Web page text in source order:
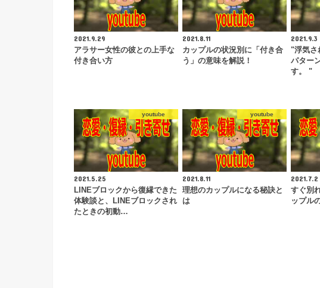
2021.9.29
アラサー女性の彼との上手な
付き合い方
2021.8.11
カップルの状況別に「付き合
う」の意味を解説！
2021.9.3
"浮気さ
パター
す。 "
youtube
2021.5.25
LINEブロックから復縁できた
体験談と、LINEブロックされ
たときの初動…
youtube
2021.8.11
理想のカップルになる秘訣と
は
2021.7.2
すぐ別
ップル